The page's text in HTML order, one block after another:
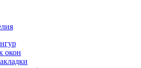
окон